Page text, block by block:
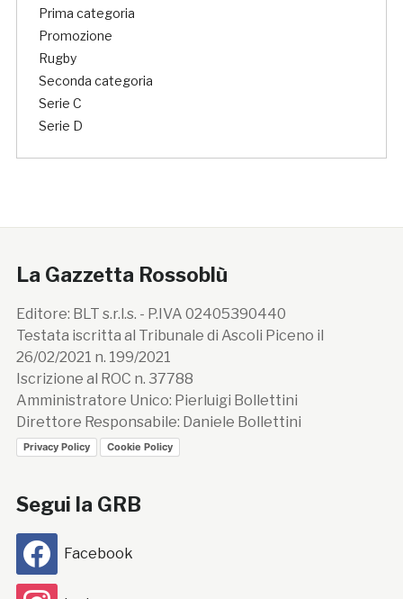
Prima categoria
Promozione
Rugby
Seconda categoria
Serie C
Serie D
La Gazzetta Rossoblù
Editore: BLT s.r.l.s. - P.IVA 02405390440
Testata iscritta al Tribunale di Ascoli Piceno il
26/02/2021 n. 199/2021
Iscrizione al ROC n. 37788
Amministratore Unico: Pierluigi Bollettini
Direttore Responsabile: Daniele Bollettini
Privacy Policy Cookie Policy
Segui la GRB
Facebook